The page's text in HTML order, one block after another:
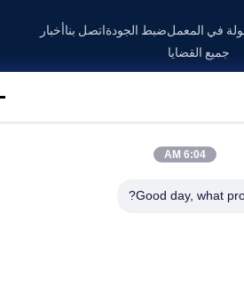
المعملضبط الجودةاتصل بناأخبار
القضايا
E-mail:
6:04 AM
Good day,